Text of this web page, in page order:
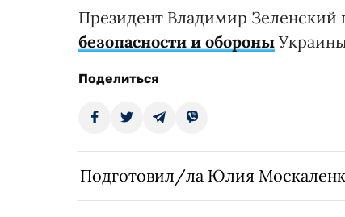
Президент Владимир Зеленский
безопасности и обороны
Поделиться
Подготовил/ла Юлия